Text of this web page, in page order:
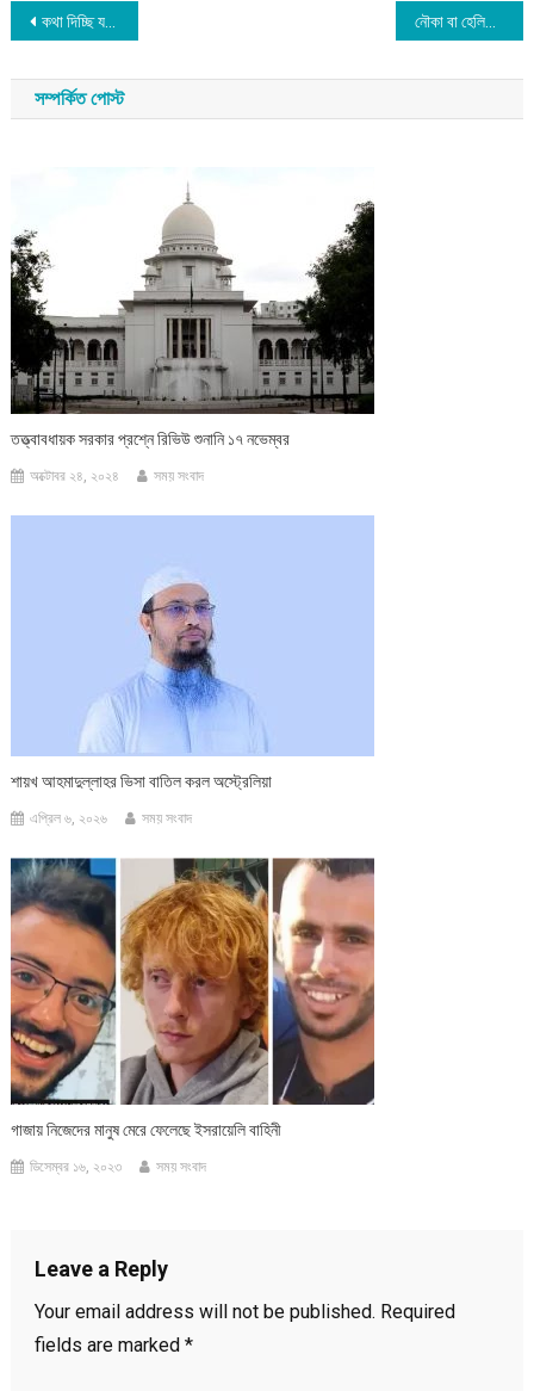
Post
navigation
কথা দিচ্ছি যতোদিন বন্যা আছে, ততোদিন মানুষের পাশে আছি: তাশরীফ খান নৌকা বা হেলিকপ্টার দেখলেই ত্রাণের জন্য হুমড়ি খেয়ে পড়ছেন বানভাসিরা
সম্পর্কিত পোস্ট
তত্ত্বাবধায়ক সরকার প্রশ্নে রিভিউ শুনানি ১৭ নভেম্বর
অক্টোবর ২৪, ২০২৪ সময় সংবাদ
শায়খ আহমাদুল্লাহর ভিসা বাতিল করল অস্ট্রেলিয়া
এপ্রিল ৬, ২০২৬ সময় সংবাদ
গাজায় নিজেদের মানুষ মেরে ফেলেছে ইসরায়েলি বাহিনী
ডিসেম্বর ১৬, ২০২৩ সময় সংবাদ
Leave a Reply
Your email address will not be published. Required
fields are marked *